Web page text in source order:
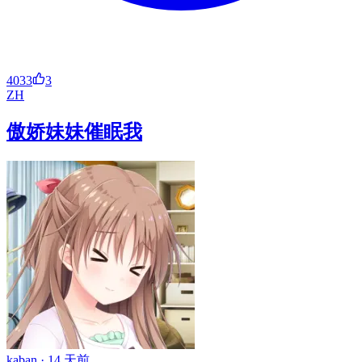
4033
3
ZH
傲娇妹妹催眠我